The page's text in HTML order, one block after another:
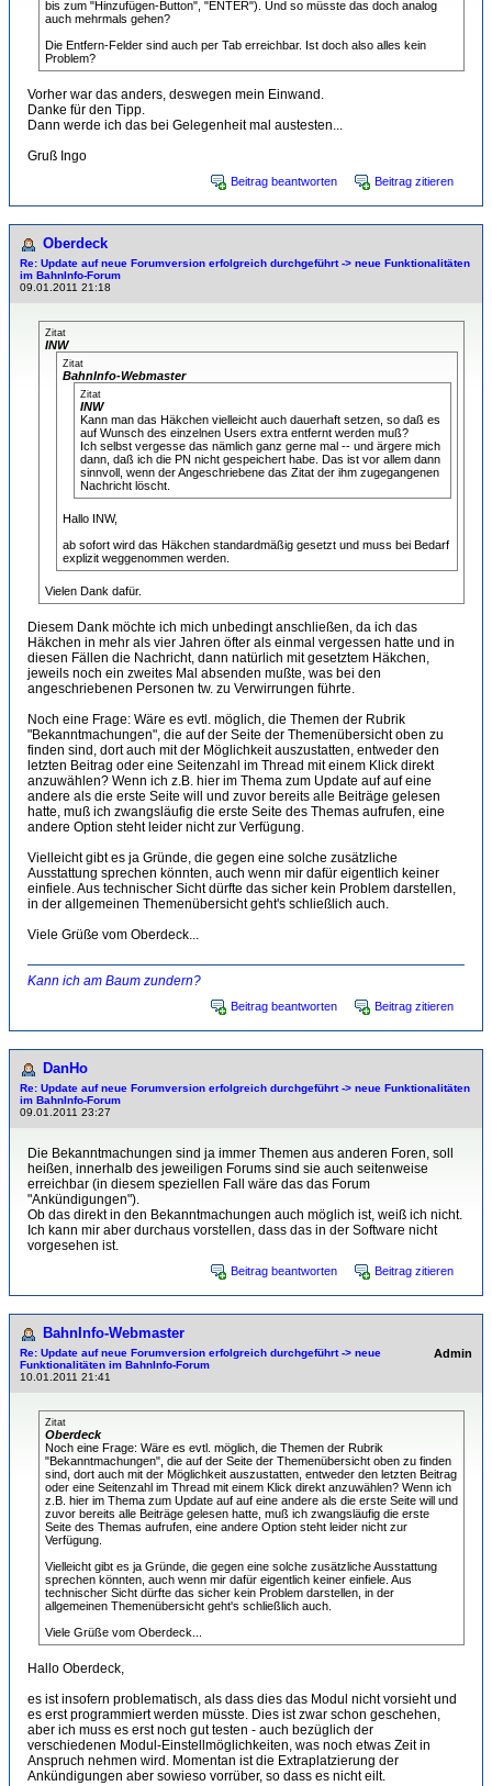
bis zum "Hinzufügen-Button", "ENTER"). Und so müsste das doch analog
auch mehrmals gehen?
Die Entfern-Felder sind auch per Tab erreichbar. Ist doch also alles kein
Problem?
Vorher war das anders, deswegen mein Einwand.
Danke für den Tipp.
Dann werde ich das bei Gelegenheit mal austesten...
Gruß Ingo
Beitrag beantworten Beitrag zitieren
Oberdeck
Re: Update auf neue Forumversion erfolgreich durchgeführt -> neue Funktionalitäten
im BahnInfo-Forum
09.01.2011 21:18
Zitat
INW
Zitat
BahnInfo-Webmaster
Zitat
INW
Kann man das Häkchen vielleicht auch dauerhaft setzen, so daß es
auf Wunsch des einzelnen Users extra entfernt werden muß?
Ich selbst vergesse das nämlich ganz gerne mal -- und ärgere mich
dann, daß ich die PN nicht gespeichert habe. Das ist vor allem dann
sinnvoll, wenn der Angeschriebene das Zitat der ihm zugegangenen
Nachricht löscht.
Hallo INW,
ab sofort wird das Häkchen standardmäßig gesetzt und muss bei Bedarf
explizit weggenommen werden.
Vielen Dank dafür.
Diesem Dank möchte ich mich unbedingt anschließen, da ich das
Häkchen in mehr als vier Jahren öfter als einmal vergessen hatte und in
diesen Fällen die Nachricht, dann natürlich mit gesetztem Häkchen,
jeweils noch ein zweites Mal absenden mußte, was bei den
angeschriebenen Personen tw. zu Verwirrungen führte.
Noch eine Frage: Wäre es evtl. möglich, die Themen der Rubrik
"Bekanntmachungen", die auf der Seite der Themenübersicht oben zu
finden sind, dort auch mit der Möglichkeit auszustatten, entweder den
letzten Beitrag oder eine Seitenzahl im Thread mit einem Klick direkt
anzuwählen? Wenn ich z.B. hier im Thema zum Update auf auf eine
andere als die erste Seite will und zuvor bereits alle Beiträge gelesen
hatte, muß ich zwangsläufig die erste Seite des Themas aufrufen, eine
andere Option steht leider nicht zur Verfügung.
Vielleicht gibt es ja Gründe, die gegen eine solche zusätzliche
Ausstattung sprechen könnten, auch wenn mir dafür eigentlich keiner
einfiele. Aus technischer Sicht dürfte das sicher kein Problem darstellen,
in der allgemeinen Themenübersicht geht's schließlich auch.
Viele Grüße vom Oberdeck...
Kann ich am Baum zundern?
Beitrag beantworten Beitrag zitieren
DanHo
Re: Update auf neue Forumversion erfolgreich durchgeführt -> neue Funktionalitäten
im BahnInfo-Forum
09.01.2011 23:27
Die Bekanntmachungen sind ja immer Themen aus anderen Foren, soll
heißen, innerhalb des jeweiligen Forums sind sie auch seitenweise
erreichbar (in diesem speziellen Fall wäre das das Forum
"Ankündigungen").
Ob das direkt in den Bekanntmachungen auch möglich ist, weiß ich nicht.
Ich kann mir aber durchaus vorstellen, dass das in der Software nicht
vorgesehen ist.
Beitrag beantworten Beitrag zitieren
BahnInfo-Webmaster
Re: Update auf neue Forumversion erfolgreich durchgeführt -> neue
Funktionalitäten im BahnInfo-Forum
10.01.2011 21:41
Admin
Zitat
Oberdeck
Noch eine Frage: Wäre es evtl. möglich, die Themen der Rubrik
"Bekanntmachungen", die auf der Seite der Themenübersicht oben zu finden
sind, dort auch mit der Möglichkeit auszustatten, entweder den letzten Beitrag
oder eine Seitenzahl im Thread mit einem Klick direkt anzuwählen? Wenn ich
z.B. hier im Thema zum Update auf auf eine andere als die erste Seite will und
zuvor bereits alle Beiträge gelesen hatte, muß ich zwangsläufig die erste
Seite des Themas aufrufen, eine andere Option steht leider nicht zur
Verfügung.
Vielleicht gibt es ja Gründe, die gegen eine solche zusätzliche Ausstattung
sprechen könnten, auch wenn mir dafür eigentlich keiner einfiele. Aus
technischer Sicht dürfte das sicher kein Problem darstellen, in der
allgemeinen Themenübersicht geht's schließlich auch.
Viele Grüße vom Oberdeck...
Hallo Oberdeck,
es ist insofern problematisch, als dass dies das Modul nicht vorsieht und
es erst programmiert werden müsste. Dies ist zwar schon geschehen,
aber ich muss es erst noch gut testen - auch bezüglich der
verschiedenen Modul-Einstellmöglichkeiten, was noch etwas Zeit in
Anspruch nehmen wird. Momentan ist die Extraplatzierung der
Ankündigungen aber sowieso vorrüber, so dass es nicht eilt.